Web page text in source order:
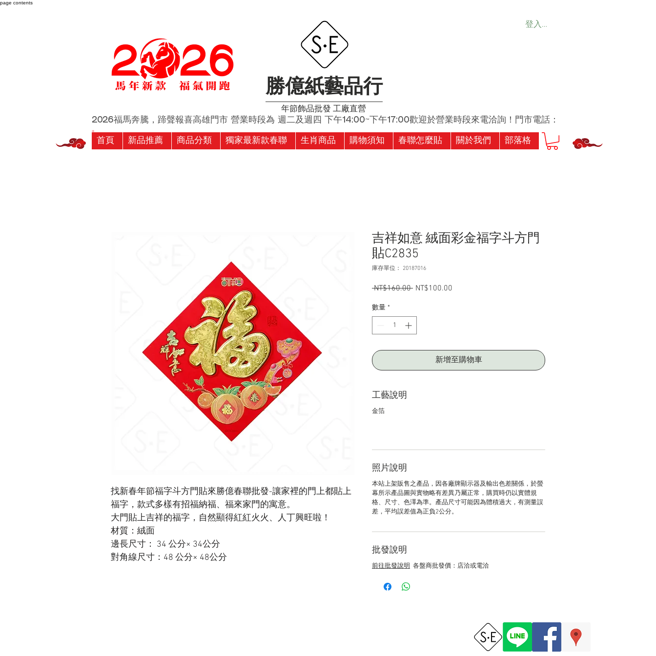
page contents
勝億紙藝品行
登入會員
​年節飾品批發 工廠直營
2026福馬奔騰，蹄聲報喜高雄門市 營業時段為 週二及週四 下午14:00~下午17:00歡迎於營業時段來電洽詢！門市電話：07-7239256或07-
首頁 新品推薦 商品分類 獨家最新款春聯 生肖商品 購物須知 春聯怎麼貼 關於我們 部落格
找新春年節福字斗方門貼來勝億春聯批發-讓家裡的門上都貼上
福字，款式多樣有招福納福、福來家門的寓意。
大門貼上吉祥的福字，自然顯得紅紅火火、人丁興旺啦！
材質：絨面
邊長尺寸： 34 公分× 34公分
對角線尺寸：48 公分× 48公分
吉祥如意 絨面彩金福字斗方門
貼C2835
庫存單位： 20187016
NT$160.00 一
格
NT$100.00
數量 *
新增至購物車
工藝說明
金箔
照片說明
本站上架販售之產品，因各廠牌顯示器及輸出色差關係，於螢
幕所示產品圖與實物略有差異乃屬正常，購買時仍以實體規
格、尺寸、色澤為準。產品尺寸可能因為體積過大，有測量誤
差，平均誤差值為正負2公分。
批發說明
前往批發說明 各盤商批發價：店洽或電洽